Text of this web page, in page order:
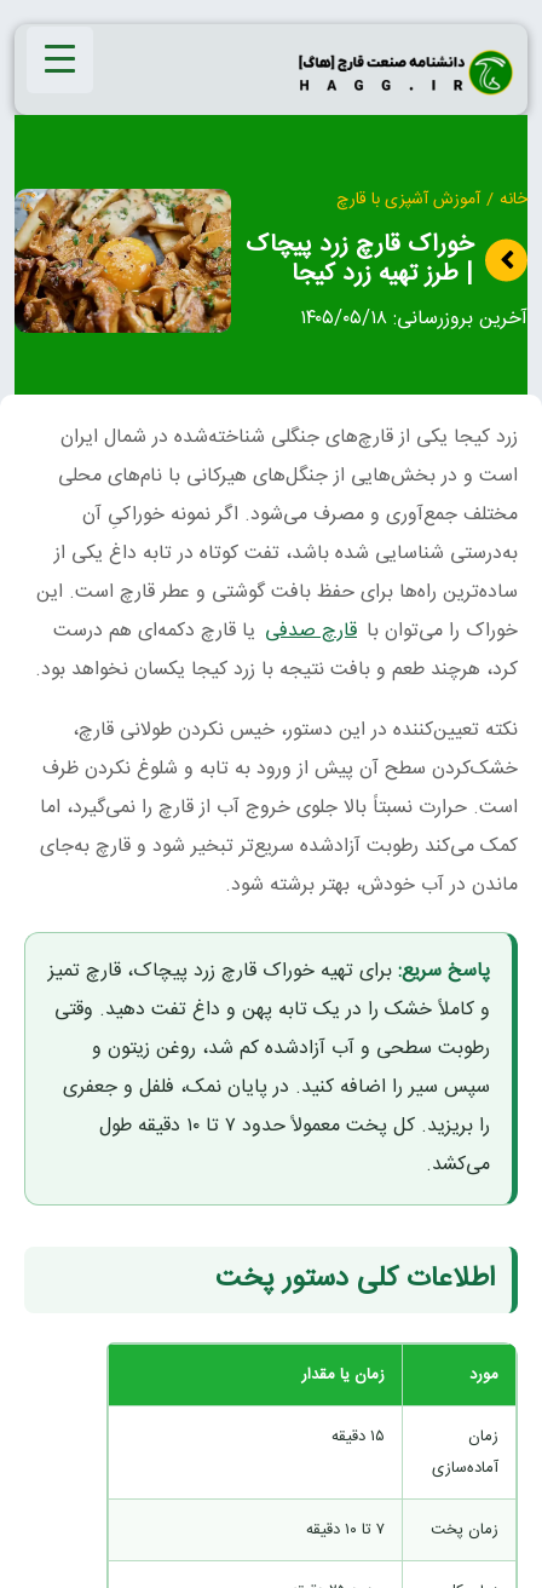
Skip
content
خانه / آموزش آشپزی با قارچ
خوراک قارچ زرد پیچاک
| طرز تهیه زرد کیجا
آخرین بروزرسانی:۱۴۰۵/۰۵/۱۸
زرد کیجا یکی از قارچ‌های جنگلی شناخته‌شده در شمال ایران
است و در بخش‌هایی از جنگل‌های هیرکانی با نام‌های محلی
مختلف جمع‌آوری و مصرف می‌شود. اگر نمونه خوراکیِ آن
به‌درستی شناسایی شده باشد، تفت کوتاه در تابه داغ یکی از
ساده‌ترین راه‌ها برای حفظ بافت گوشتی و عطر قارچ است. این
خوراک را می‌توان با قارچ صدفی یا قارچ دکمه‌ای هم درست
کرد، هرچند طعم و بافت نتیجه با زرد کیجا یکسان نخواهد بود.
نکته تعیین‌کننده در این دستور، خیس نکردن طولانی قارچ،
خشک‌کردن سطح آن پیش از ورود به تابه و شلوغ نکردن ظرف
است. حرارت نسبتاً بالا جلوی خروج آب از قارچ را نمی‌گیرد، اما
کمک می‌کند رطوبت آزادشده سریع‌تر تبخیر شود و قارچ به‌جای
ماندن در آب خودش، بهتر برشته شود.
پاسخ سریع:برای تهیه خوراک قارچ زرد پیچاک، قارچ تمیز
و کاملاً خشک را در یک تابه پهن و داغ تفت دهید. وقتی
رطوبت سطحی و آب آزادشده کم شد، روغن زیتون و
سپس سیر را اضافه کنید. در پایان نمک، فلفل و جعفری
را بریزید. کل پخت معمولاً حدود ۷ تا ۱۰ دقیقه طول
می‌کشد.
اطلاعات کلی دستور پخت
مورد زمان یا مقدار
زمان
آماده‌سازی
۱۵ دقیقه
زمان پخت ۷ تا ۱۰ دقیقه